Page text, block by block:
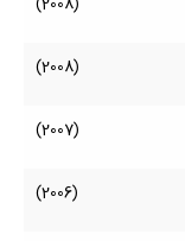
(2008)
(2007)
(2006)